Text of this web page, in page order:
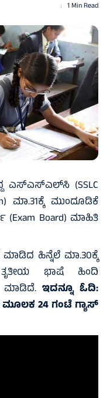
1 Min Read
ಎಸ್‌ಎಸ್‌ಎಲ್‌ಸಿ (SSLC
ಮಾ.31ಕ್ಕೆ ಮುಂದೂಡಿಕೆ
Board) ಮಾಹಿತಿ
ಹಿನ್ನೆಲೆ ಮಾ.30ಕ್ಕೆ
ಭಾಷೆ ಹಿಂದಿ
ಮಾಡಿದೆ.ಇದನ್ನೂ ಓದಿ:
24 ಗಂಟೆ ಗ್ಯಾಸ್